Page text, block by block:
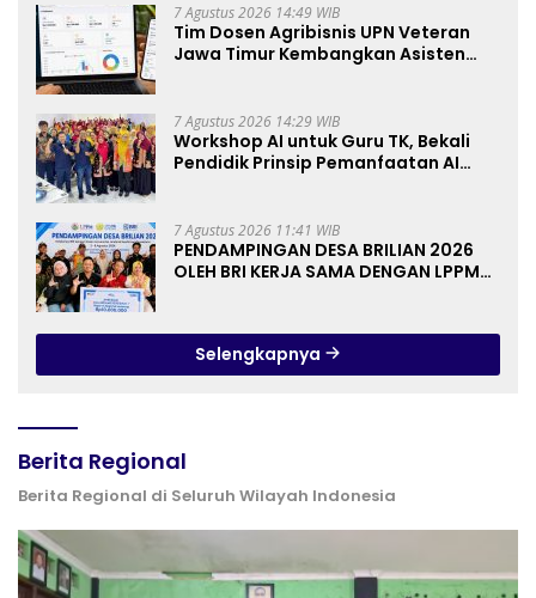
7 Agustus 2026 14:49 WIB
Tim Dosen Agribisnis UPN Veteran
Jawa Timur Kembangkan Asisten
7 Agustus 2026 14:29 WIB
Workshop AI untuk Guru TK, Bekali
Pendidik Prinsip Pemanfaatan AI
7 Agustus 2026 11:41 WIB
PENDAMPINGAN DESA BRILIAN 2026
OLEH BRI KERJA SAMA DENGAN LPPM
Selengkapnya
Berita Regional
Berita Regional di Seluruh Wilayah Indonesia